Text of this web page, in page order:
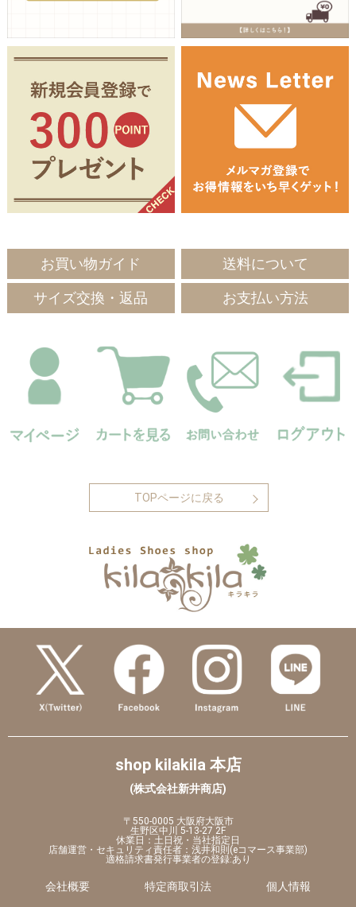
お買い物ガイド 送料について
サイズ交換・返品 お支払い方法
TOPページに戻る
shop kilakila 本店
(株式会社新井商店)
〒550-0005 大阪府大阪市
生野区中川 5-13-27 2F
休業日：土日祝・当社指定日
店舗運営・セキュリティ責任者：浅井和則(eコマース事業部)
適格請求書発行事業者の登録:あり
会社概要 特定商取引法 個人情報